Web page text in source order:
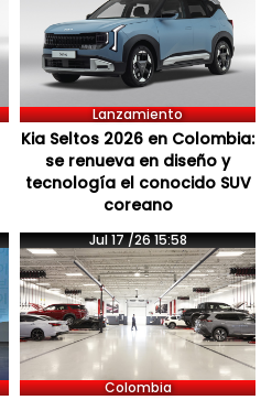
Lanzamiento
Kia Seltos 2026 en Colombia:
se renueva en diseño y
tecnología el conocido SUV
coreano
Jul 17 /26 15:58
Colombia